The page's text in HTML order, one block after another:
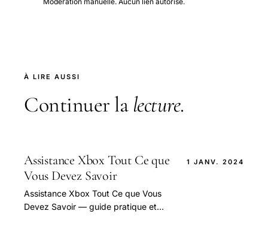
À LIRE AUSSI
Continuer la lecture.
Assistance Xbox Tout Ce que
Vous Devez Savoir
Assistance Xbox Tout Ce que Vous
Devez Savoir — guide pratique et
1 JANV. 2024